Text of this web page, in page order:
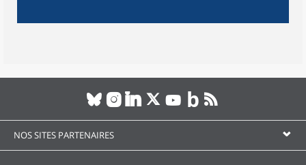
NOS SITES PARTENAIRES